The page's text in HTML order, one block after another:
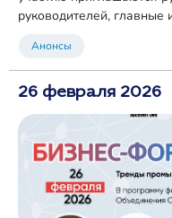
руководителей,
руководства
участвовать не более
сформированы путём
Анонсы
26 февраля 2026